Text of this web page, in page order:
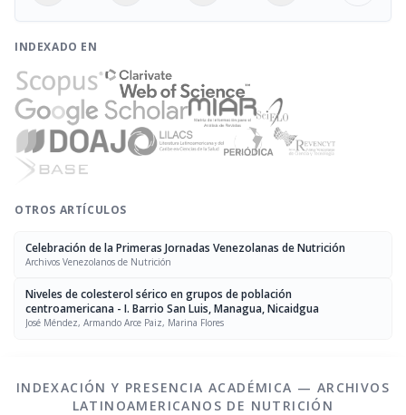
INDEXADO EN
OTROS ARTÍCULOS
Celebración de la Primeras Jornadas Venezolanas de Nutrición
Archivos Venezolanos de Nutrición
Niveles de colesterol sérico en grupos de población
centroamericana - I. Barrio San Luis, Managua, Nicaidgua
José Méndez, Armando Arce Paiz, Marina Flores
INDEXACIÓN Y PRESENCIA ACADÉMICA — ARCHIVOS
LATINOAMERICANOS DE NUTRICIÓN